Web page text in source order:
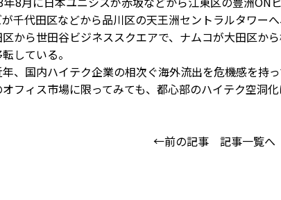
が千代田区などから品川区の天王洲セントラルタワー
から世田谷ビジネススクエアで、ナムコが大田区か
している。
、国内ハイテク企業の相次ぐ海外流出を危機感を持
フィス市場に限ってみても、都心部のハイテク空洞
←前の記事 記事一覧へ